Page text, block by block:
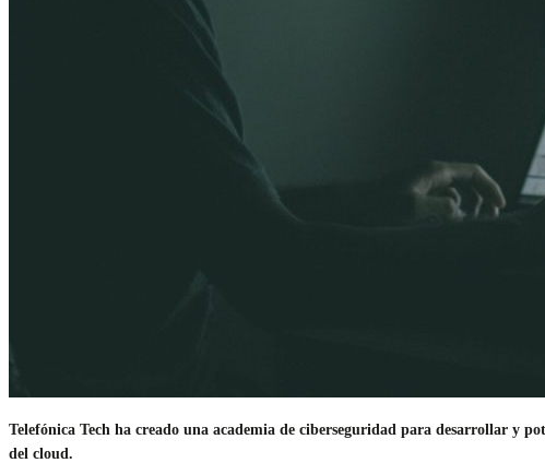
Telefónica Tech ha creado una academia de ciberseguridad para desarrollar y
del cloud.